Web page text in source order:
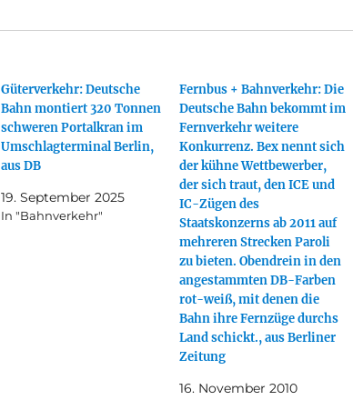
Güterverkehr: Deutsche
Bahn montiert 320 Tonnen
schweren Portalkran im
Umschlagterminal Berlin,
aus DB
19. September 2025
In "Bahnverkehr"
Fernbus + Bahnverkehr: Die
Deutsche Bahn bekommt im
Fernverkehr weitere
Konkurrenz. Bex nennt sich
der kühne Wettbewerber,
der sich traut, den ICE und
IC-Zügen des
Staatskonzerns ab 2011 auf
mehreren Strecken Paroli
zu bieten. Obendrein in den
angestammten DB-Farben
rot-weiß, mit denen die
Bahn ihre Fernzüge durchs
Land schickt., aus Berliner
Zeitung
16. November 2010